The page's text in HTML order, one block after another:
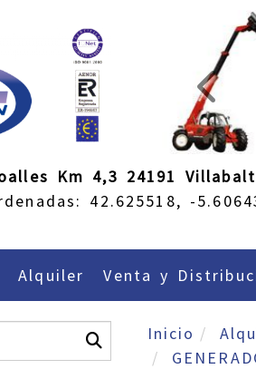
prev
Km 4,3 24191
42.625518, -
Alquiler Venta y
Inicio